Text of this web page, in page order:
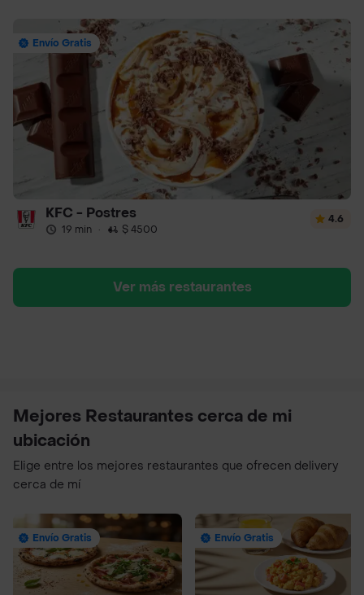
Envío Gratis
KFC - Postres
19 min · $ 4500
4.6
Ver más restaurantes
Mejores Restaurantes cerca de mi
ubicación
Elige entre los mejores restaurantes que ofrecen delivery
cerca de mí
Envío Gratis Envío Gratis